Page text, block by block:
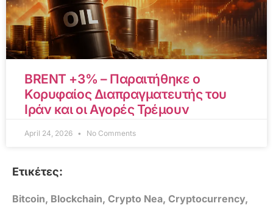
BRENT +3% – Παραιτήθηκε ο
Κορυφαίος Διαπραγματευτής του
Ιράν και οι Αγορές Τρέμουν
April 24, 2026 No Comments
Ετικέτες:
Bitcoin, Blockchain, Crypto Nea, Cryptocurrency,